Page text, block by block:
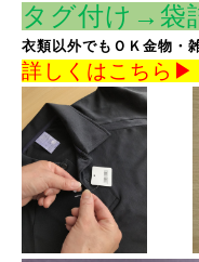
タグ付け→袋
衣類以外でもＯＫ金物・
詳しくはこちら ▶